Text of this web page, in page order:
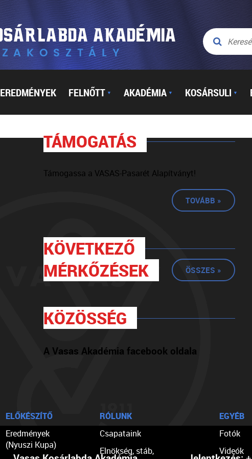
EREDMÉNYEK FELNŐTT ▼ AKADÉMIA ▼ KOSÁRSULI ▼
TÁMOGATÁS
Támogassa a VASAS-Pasarét Alapítványt!
TOVÁBB »
KÖVETKEZŐ
MÉRKŐZÉSEK
ÖSSZES »
KÖZÖSSÉG
A Vasas Akadémia facebook oldala
ELŐKÉSZÍTŐ
Eredmények
(Nyuszi Kupa)
RÓLUNK
Csapataink
Elnökség, stáb,
EGYÉB
Fotók
Videók